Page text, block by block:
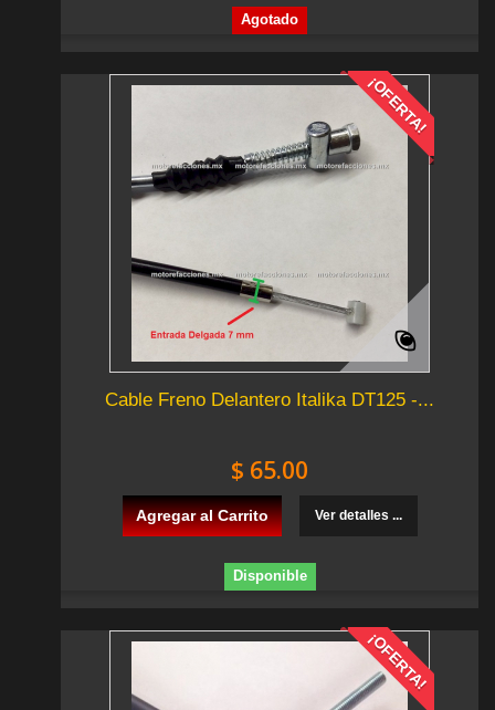
Agotado
¡OFERTA!
Cable Freno Delantero Italika DT125 -...
$ 65.00
Agregar al Carrito Ver detalles ...
Disponible
¡OFERTA!